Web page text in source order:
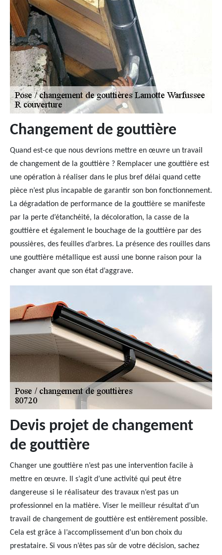
Changement de gouttière
Quand est-ce que nous devrions mettre en œuvre un travail
de changement de la gouttière ? Remplacer une gouttière est
une opération à réaliser dans le plus bref délai quand cette
pièce n’est plus incapable de garantir son bon fonctionnement.
La dégradation de performance de la gouttière se manifeste
par la perte d’étanchéité, la décoloration, la casse de la
gouttière et également le bouchage de la gouttière par des
poussières, des feuilles d’arbres. La présence des rouilles dans
une gouttière métallique est aussi une bonne raison pour la
changer avant que son état d’aggrave.
Devis projet de changement
de gouttière
Changer une gouttière n’est pas une intervention facile à
mettre en œuvre. Il s’agit d’une activité qui peut être
dangereuse si le réalisateur des travaux n’est pas un
professionnel en la matière. Viser le meilleur résultat d’un
travail de changement de gouttière est entièrement possible.
Cela est grâce à l’accomplissement d’un bon choix du
prestataire. Si vous n’êtes pas sûr de votre décision, sachez